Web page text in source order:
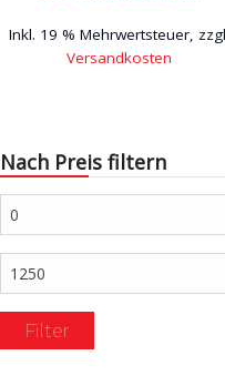
Inkl. 19 % Mehrwertsteuer,
Versandkosten
Nach Preis filtern
Preis
Preis
Filter